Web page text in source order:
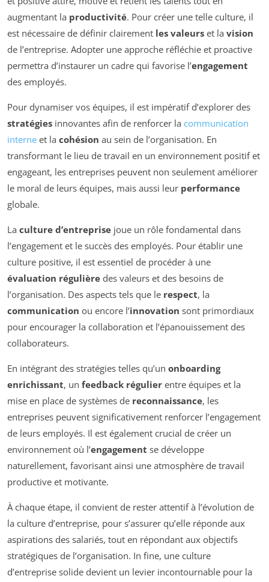
augmentant la productivité. Pour créer une telle culture, il
est nécessaire de définir clairement les valeurs et la vision
de l’entreprise. Adopter une approche réfléchie et proactive
permettra d’instaurer un cadre qui favorise l’engagement
des employés.
Pour dynamiser vos équipes, il est impératif d’explorer des
stratégies innovantes afin de renforcer la communication
interne et la cohésion au sein de l’organisation. En
transformant le lieu de travail en un environnement positif et
engageant, les entreprises peuvent non seulement améliorer
le moral de leurs équipes, mais aussi leur performance
globale.
La culture d’entreprise joue un rôle fondamental dans
l’engagement et le succès des employés. Pour établir une
culture positive, il est essentiel de procéder à une
évaluation régulière des valeurs et des besoins de
l’organisation. Des aspects tels que le respect, la
communication ou encore l’innovation sont primordiaux
pour encourager la collaboration et l’épanouissement des
collaborateurs.
En intégrant des stratégies telles qu’un onboarding
enrichissant, un feedback régulier entre équipes et la
mise en place de systèmes de reconnaissance, les
entreprises peuvent significativement renforcer l’engagement
de leurs employés. Il est également crucial de créer un
environnement où l’engagement se développe
naturellement, favorisant ainsi une atmosphère de travail
productive et motivante.
À chaque étape, il convient de rester attentif à l’évolution de
la culture d’entreprise, pour s’assurer qu’elle réponde aux
aspirations des salariés, tout en répondant aux objectifs
stratégiques de l’organisation. In fine, une culture
d’entreprise solide devient un levier incontournable pour la